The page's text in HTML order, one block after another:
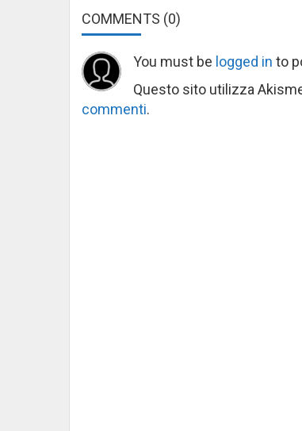
COMMENTS (0)
You must be logged in to
Questo sito utilizza
commenti.